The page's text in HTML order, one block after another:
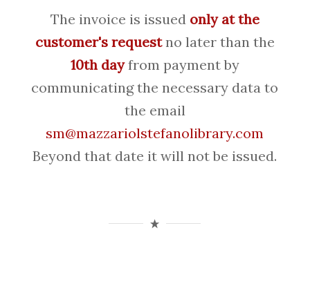
The invoice is issued only at the
customer's requestno later than the
10th dayfrom payment by
communicating the necessary data to
the email
sm@mazzariolstefanolibrary.com
Beyond that date it will not be issued.